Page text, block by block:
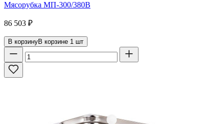
Мясорубка МП-300/380В
86 503 ₽
В корзинуВ корзине 1 шт